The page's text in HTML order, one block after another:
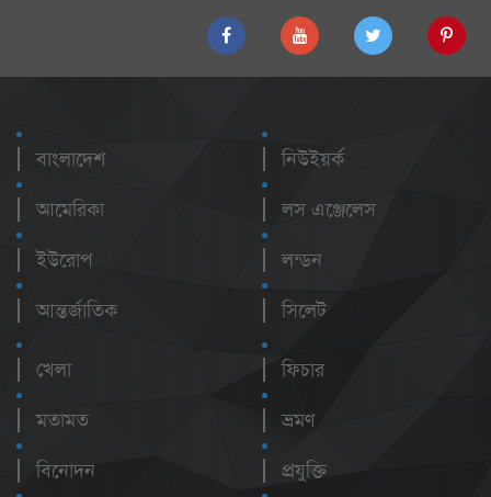
বাংলাদেশ
আমেরিকা
ইউরোপ
আন্তর্জাতিক
নিউইয়র্ক
লস এঞ্জেলেস
লন্ডন
সিলেট
খেলা
মতামত
বিনোদন
ফিচার
ভ্রমণ
প্রযুক্তি